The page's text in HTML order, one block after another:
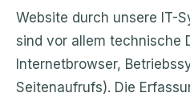
Website durch unsere IT-
sind vor allem technische
Internetbrowser,
Seitenaufrufs). Die